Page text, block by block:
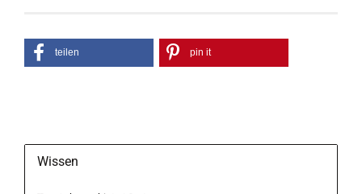
teilen pin it
Wissen